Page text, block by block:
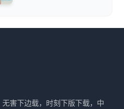
害下边载，时刻下版下载，中